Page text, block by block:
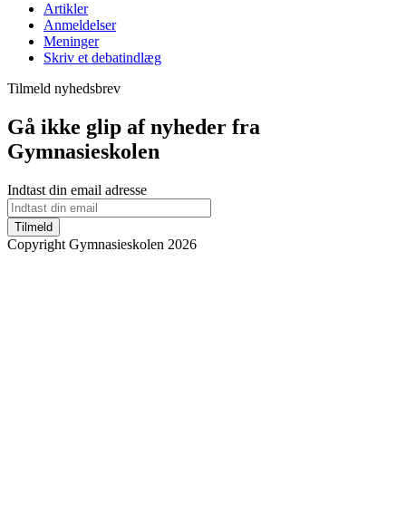
Artikler
Anmeldelser
Meninger
Skriv et debatindlæg
Tilmeld nyhedsbrev
Gå ikke glip af nyheder fra
Gymnasieskolen
Indtast din email adresse
Tilmeld
Copyright Gymnasieskolen 2026